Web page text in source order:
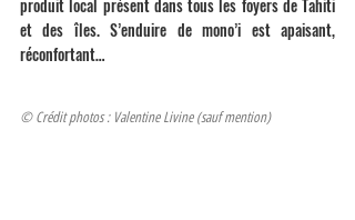
produit local présent dans tous les foyers de Tahiti
et des îles. S’enduire de mono’i est apaisant,
réconfortant…
© Crédit photos : Valentine Livine (sauf mention)